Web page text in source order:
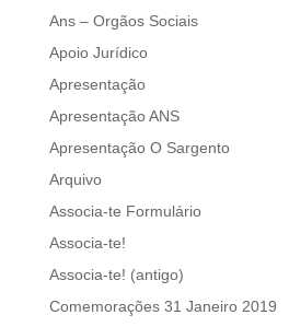
Ans – Orgãos Sociais
Apoio Jurídico
Apresentação
Apresentação ANS
Apresentação O Sargento
Arquivo
Associa-te Formulário
Associa-te!
Associa-te! (antigo)
Comemorações 31 Janeiro 2019